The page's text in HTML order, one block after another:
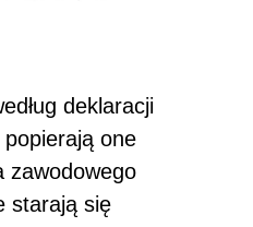
deklaracji
one
zawodowego
starają się